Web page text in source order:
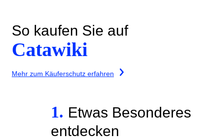
So kaufen Sie auf
Catawiki
Mehr zum Käuferschutz erfahren
1. Etwas Besonderes
entdecken